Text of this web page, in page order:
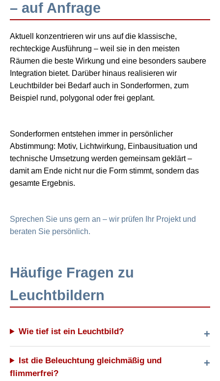
– auf Anfrage
Aktuell konzentrieren wir uns auf die klassische,
rechteckige Ausführung – weil sie in den meisten
Räumen die beste Wirkung und eine besonders saubere
Integration bietet. Darüber hinaus realisieren wir
Leuchtbilder bei Bedarf auch in Sonderformen, zum
Beispiel rund, polygonal oder frei geplant.
Sonderformen entstehen immer in persönlicher
Abstimmung: Motiv, Lichtwirkung, Einbausituation und
technische Umsetzung werden gemeinsam geklärt –
damit am Ende nicht nur die Form stimmt, sondern das
gesamte Ergebnis.
Sprechen Sie uns gern an – wir prüfen Ihr Projekt und
beraten Sie persönlich.
Häufige Fragen zu
Leuchtbildern
Wie tief ist ein Leuchtbild?
Ist die Beleuchtung gleichmäßig und
flimmerfrei?